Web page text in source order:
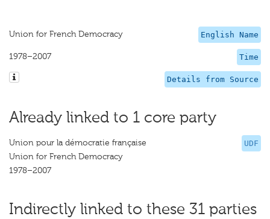
English Name
Union for French Democracy
Time
1978–2007
Details from Source
Already linked to 1 core party
UDF
Union pour la démocratie française
Union for French Democracy
1978–2007
Indirectly linked to these 31 parties